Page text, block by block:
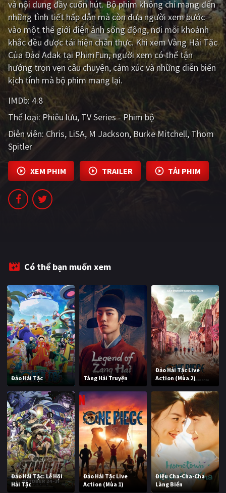
Giật gân Gia đình
Bí ẩn Lịch sử
Viễn Tây Tiểu sử
GameShow
QUỐC GIA
Âu - Mỹ Trung Quốc - Hồng Kông
Hàn Quốc Nhật Bản
Ấn Độ Việt Nam
Tổng hợp
PHIM CHIẾU RẠP
TUYỂN TẬP PHIM
BLOG
và nội dung đầy cuốn hút. Bộ phim không chỉ mang đến
những tình tiết hấp dẫn mà còn đưa người xem bước
vào một thế giới điện ảnh sống động, nơi mỗi khoảnh
khắc đều được tái hiện chân thực. Khi xem Vàng Hải Tặc
Của Đảo Adak tại PhimFun, người xem có thể tận
hưởng trọn vẹn câu chuyện, cảm xúc và những diễn biến
kịch tính mà bộ phim mang lại.
IMDb: 4.8
Thể loại: Phiêu lưu TV Series - Phim bộ
Diễn viên: Chris LiSA M Jackson Burke Mitchell Thom
Spitler
XEM PHIM TRAILER TẢI PHIM
Có thể bạn muốn xem
Đảo Hải Tặc Tàng Hải Truyện
Đảo Hải Tặc Live
Action (Mùa 2)
Đảo Hải Tặc: Lễ Hội
Hải Tặc
Đảo Hải Tặc Live
Action (Mùa 1)
Điệu Cha-Cha-Cha
Làng Biển